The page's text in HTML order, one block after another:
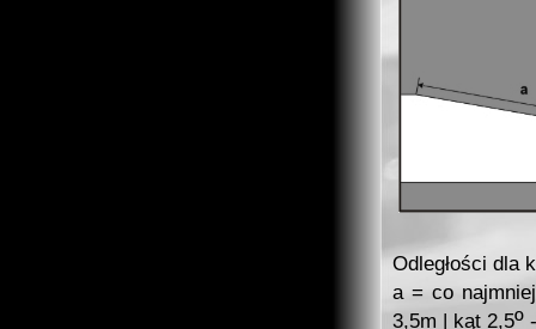
Odległości dla
a = co
3,5m | kąt 2,5º